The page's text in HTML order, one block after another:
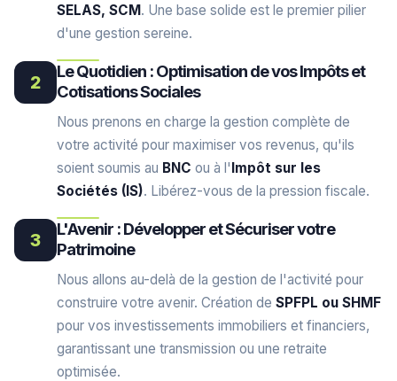
SELAS, SCM. Une base solide est le premier pilier
d'une gestion sereine.
2
Le Quotidien : Optimisation de vos Impôts et
Cotisations Sociales
Nous prenons en charge la gestion complète de
votre activité pour maximiser vos revenus, qu'ils
soient soumis au BNC ou à l'Impôt sur les
Sociétés (IS). Libérez-vous de la pression fiscale.
3
L'Avenir : Développer et Sécuriser votre
Patrimoine
Nous allons au-delà de la gestion de l'activité pour
construire votre avenir. Création de SPFPL ou SHMF
pour vos investissements immobiliers et financiers,
garantissant une transmission ou une retraite
optimisée.